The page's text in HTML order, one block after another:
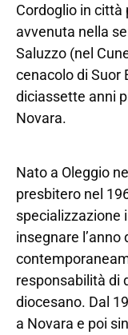
Cordoglio in città
avvenuta nella
Saluzzo (nel
cenacolo di Suor
diciassette anni
Novara.
Nato a Oleggio
presbitero nel
specializzazione
insegnare l’anno
responsabilità di
diocesano. Dal
a Novara e poi